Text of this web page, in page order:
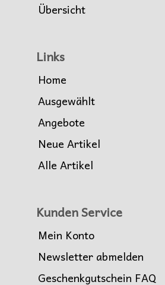
Übersicht
Links
Home
Ausgewählt
Angebote
Neue Artikel
Alle Artikel
Kunden Service
Mein Konto
Newsletter abmelden
Geschenkgutschein FAQ